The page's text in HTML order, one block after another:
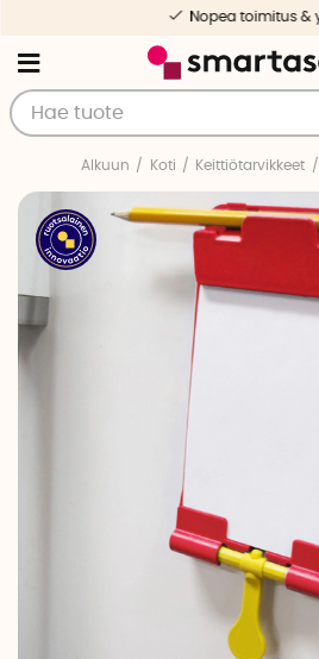
Nopea toimitus &
Alkuun Koti Keittiötarvikkeet